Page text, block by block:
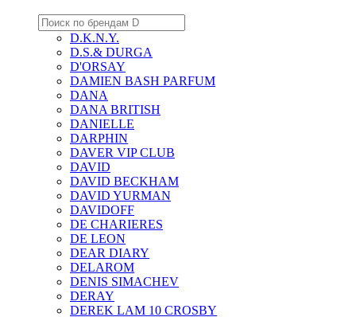
D.K.N.Y.
D.S.& DURGA
D'ORSAY
DAMIEN BASH PARFUM
DANA
DANA BRITISH
DANIELLE
DARPHIN
DAVER VIP CLUB
DAVID
DAVID BECKHAM
DAVID YURMAN
DAVIDOFF
DE CHARIERES
DE LEON
DEAR DIARY
DELAROM
DENIS SIMACHEV
DERAY
DEREK LAM 10 CROSBY